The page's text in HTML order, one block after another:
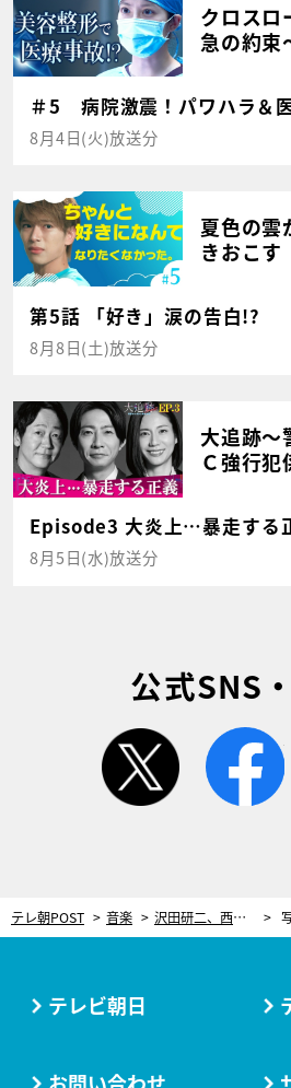
クロスロ
急の約束
＃5 病院激震！パワハラ＆
8月4日(火)放送分
夏色の雲
きおこす
第5話 「好き」涙の告白!?
8月8日(土)放送分
大追跡～
Ｃ強行
Episode3 大炎上…暴走する
8月5日(水)放送分
公式SNS
twitter
テレ朝POST 音楽 沢田研二、西城秀樹、尾崎豊、谷村新司…“今年最も愛された昭和の名曲”大発表！
テレビ朝日